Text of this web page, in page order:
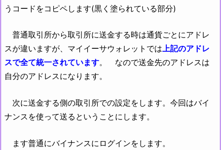
うコードをコピペします(黒く塗られている部分)
普通取引所から取引所に送金する時は通貨ごとにアドレ
スが違いますが、マイイーサウォレットでは上記のアドレ
スで全て統一されています。 なので送金先のアドレスは
自分のアドレスになります。
次に送金する側の取引所での設定をします。今回はバイ
ナンスを使って送るということにします。
ます普通にバイナンスにログインをします。